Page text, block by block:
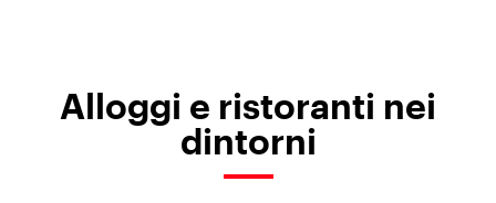
Alloggi e ristoranti nei
dintorni